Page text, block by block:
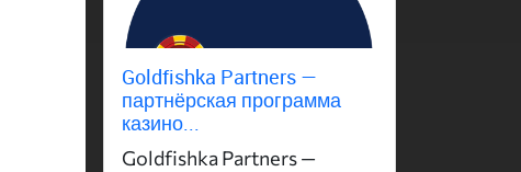
Goldfishka Partners —
партнёрская программа
казино...
Goldfishka Partners —